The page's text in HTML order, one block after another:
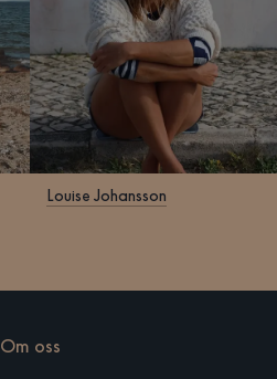
Louise Johansson
Om oss